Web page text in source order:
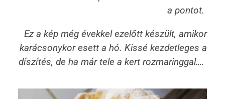
a pontot.
Ez a kép még évekkel ezelőtt készült, amikor
karácsonykor esett a hó. Kissé kezdetleges a
díszítés, de ha már tele a kert rozmaringgal….